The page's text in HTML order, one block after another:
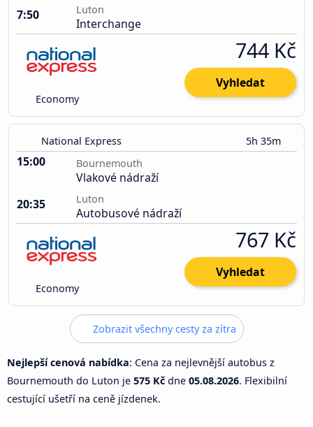
7:50
Luton
Interchange
Economy
744 Kč
Vyhledat
National Express 5h 35m
15:00 Bournemouth
Vlakové nádraží
20:35
Luton
Autobusové nádraží
Economy
767 Kč
Vyhledat
Zobrazit všechny cesty za zítra
Nejlepší cenová nabídka: Cena za nejlevnější autobus z
Bournemouth do Luton je 575 Kč dne 05.08.2026. Flexibilní
cestující ušetří na ceně jízdenek.